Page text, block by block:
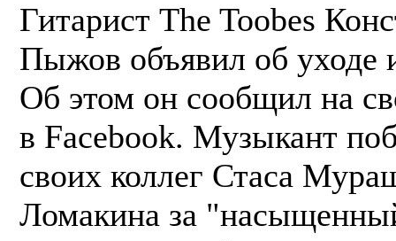
Гитарист Тhe Toobes
Пыжов объявил об уходе
Об этом он сообщил на
в Facebook. Музыкант
своих коллег Стаса
Ломакина за